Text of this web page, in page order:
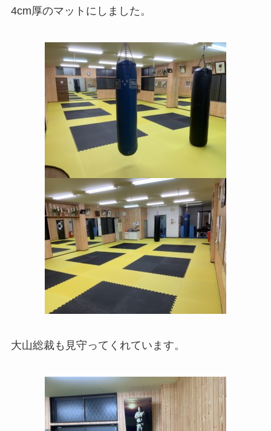
4cm厚のマットにしました。
大山総裁も見守ってくれています。